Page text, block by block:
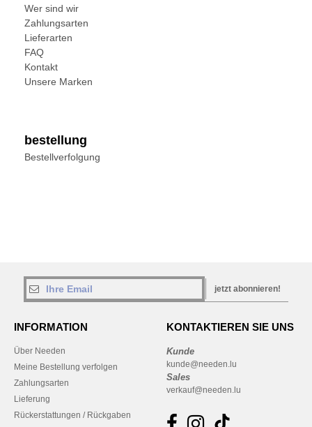
Wer sind wir
Zahlungsarten
Lieferarten
FAQ
Kontakt
Unsere Marken
bestellung
Bestellverfolgung
jetzt abonnieren!
INFORMATION
Über Needen
Meine Bestellung verfolgen
Zahlungsarten
Lieferung
Rückerstattungen / Rückgaben
KONTAKTIEREN SIE UNS
Kunde
kunde@needen.lu
Sales
verkauf@needen.lu